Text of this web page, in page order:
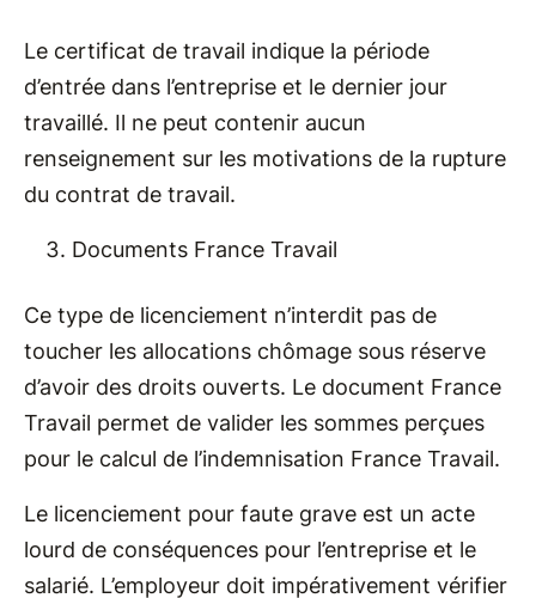
Le certificat de travail indique la période
d’entrée dans l’entreprise et le dernier jour
travaillé. Il ne peut contenir aucun
renseignement sur les motivations de la rupture
du contrat de travail.
Documents France Travail
Ce type de licenciement n’interdit pas de
toucher les allocations chômage sous réserve
d’avoir des droits ouverts. Le document France
Travail permet de valider les sommes perçues
pour le calcul de l’indemnisation France Travail.
Le licenciement pour faute grave est un acte
lourd de conséquences pour l’entreprise et le
salarié. L’employeur doit impérativement vérifier